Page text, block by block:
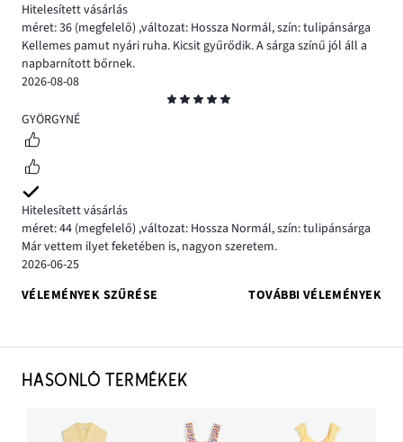
Hitelesített vásárlás
méret: 36 (megfelelő) ,változat: Hossza Normál,szín: tulipánsárga
Kellemes pamut nyári ruha. Kicsit gyűrődik. A sárga színű jól áll a
napbarnított bőrnek.
2026-08-08
5
GYÖRGYNÉ
Hitelesített vásárlás
méret: 44 (megfelelő) ,változat: Hossza Normál,szín: tulipánsárga
Már vettem ilyet feketében is, nagyon szeretem.
2026-06-25
VÉLEMÉNYEK SZŰRÉSE
TOVÁBBI VÉLEMÉNYEK
HASONLÓ TERMÉKEK